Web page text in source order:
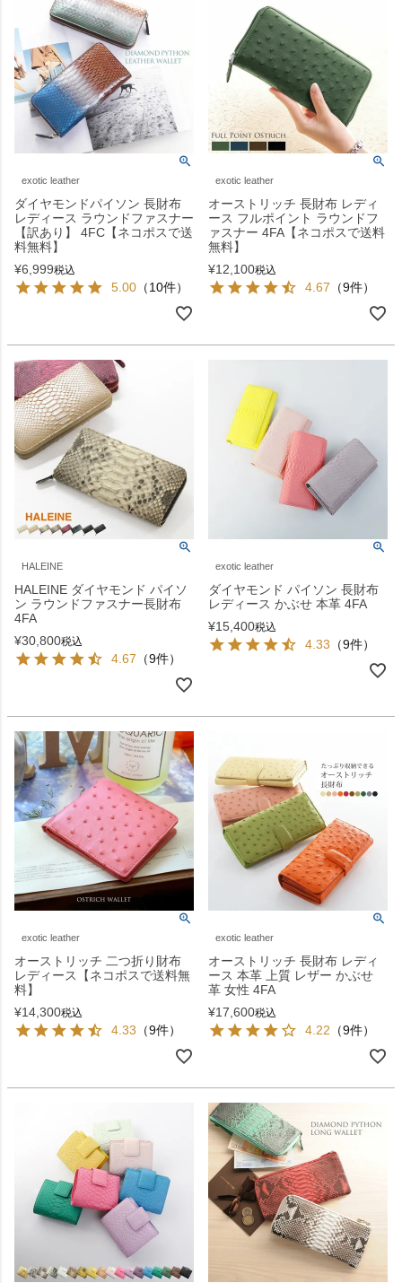
exotic leather
ダイヤモンドパイソン 長財布
レディース ラウンドファスナー
【訳あり】 4FC【ネコポスで送
料無料】
¥6,999税込
5.00 （10件）
exotic leather
オーストリッチ 長財布 レディ
ース フルポイント ラウンドフ
ァスナー 4FA【ネコポスで送料
無料】
¥12,100税込
4.67 （9件）
HALEINE
HALEINE ダイヤモンド パイソ
ン ラウンドファスナー長財布
4FA
¥30,800税込
4.67 （9件）
exotic leather
ダイヤモンド パイソン 長財布
レディース かぶせ 本革 4FA
¥15,400税込
4.33 （9件）
exotic leather
オーストリッチ 二つ折り財布
レディース【ネコポスで送料無
料】
¥14,300税込
4.33 （9件）
exotic leather
オーストリッチ 長財布 レディ
ース 本革 上質 レザー かぶせ
革 女性 4FA
¥17,600税込
4.22 （9件）